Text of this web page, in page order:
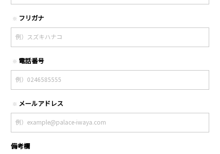
※ フリガナ
※ 電話番号
※ メールアドレス
備考欄